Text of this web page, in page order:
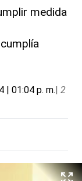
medida
| 01:04 p. m.| 2